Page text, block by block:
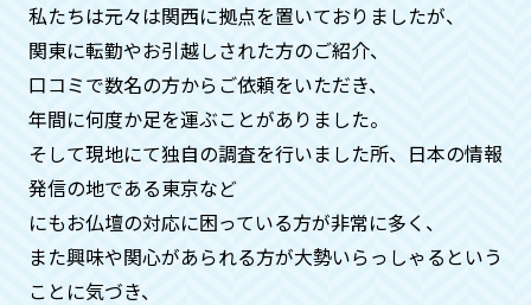
周りの方に知られたくないのです
が、、、
ご安心ください。搬出時には中身がわか
らないよう梱包などをいたしますので、
周りの方に知られることはございませ
ん。
私たちは元々は関⻄に拠点を置いておりましたが、
関東に転勤やお引越しされた方のご紹介、
口コミで数名の方からご依頼をいただき、
年間に何度か⾜を運ぶことがありました。
そして現地にて独自の調査を⾏いました所、日本の情報
発信の地である東京など
にもお仏壇の対応に困っている方が非常に多く、
また興味や関心があられる方が大勢いらっしゃるという
ことに気づき、